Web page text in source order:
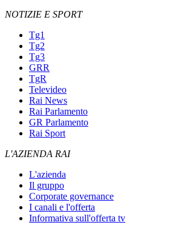
NOTIZIE E SPORT
Tg1
Tg2
Tg3
GRR
TgR
Televideo
Rai News
Rai Parlamento
GR Parlamento
Rai Sport
L'AZIENDA RAI
L'azienda
Il gruppo
Corporate governance
I canali e l'offerta
Informativa sull'offerta tv